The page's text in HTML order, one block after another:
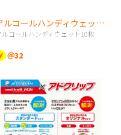
アルコールハンディウェット10枚
ルコールハンディウェット10枚
＠32